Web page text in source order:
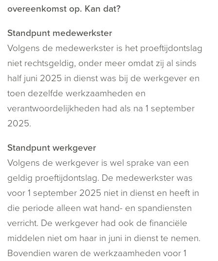
overeenkomst op. Kan dat?
Standpunt medewerkster
Volgens de medewerkster is het proeftijdontslag
niet rechtsgeldig, onder meer omdat zij al sinds
half juni 2025 in dienst was bij de werkgever en
toen dezelfde werkzaamheden en
verantwoordelijkheden had als na 1 september
2025.
Standpunt werkgever
Volgens de werkgever is wel sprake van een
geldig proeftijdontslag. De medewerkster was
voor 1 september 2025 niet in dienst en heeft in
die periode alleen wat hand- en spandiensten
verricht. De werkgever had ook de financiële
middelen niet om haar in juni in dienst te nemen.
Bovendien waren de werkzaamheden voor 1